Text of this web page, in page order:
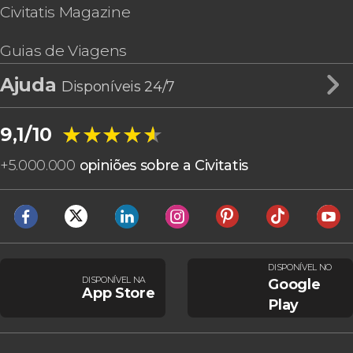
Civitatis Magazine
Guias de Viagens
Ajuda Disponíveis 24/7
9,1/10 ★★★★★
★★★★★
+5.000.000 opiniões sobre a Civitatis
DISPONÍVEL NA
App Store
DISPONÍVEL NO
Google
Play